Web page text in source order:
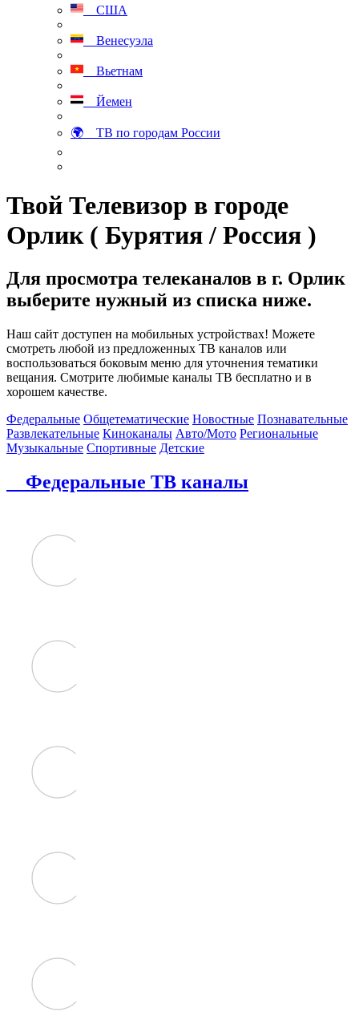
США
Венесуэла
Вьетнам
Йемен
🌍 ТВ по городам России
Твой Телевизор в городе
Орлик ( Бурятия / Россия )
Для просмотра телеканалов в г. Орлик
выберите нужный из списка ниже.
Наш сайт доступен на мобильных устройствах! Можете
смотреть любой из предложенных ТВ каналов или
воспользоваться боковым меню для уточнения тематики
вещания. Смотрите любимые каналы ТВ бесплатно и в
хорошем качестве.
Федеральные Общетематические Новостные Познавательные
Развлекательные Киноканалы Авто/Мото Региональные
Музыкальные Спортивные Детские
Федеральные ТВ каналы